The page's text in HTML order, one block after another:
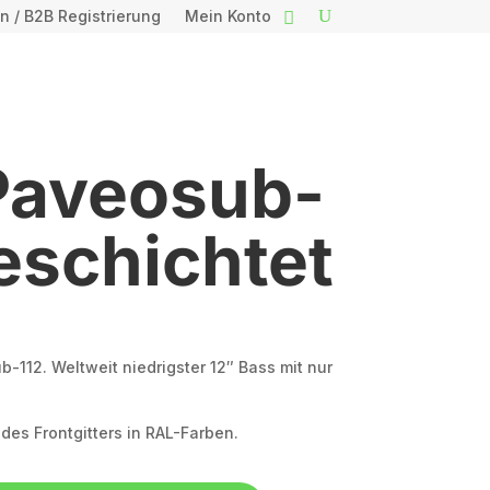
/ B2B Registrierung Mein Konto
112. Weltweit niedrigster 12″ Bass mit nur
Frontgitters in RAL-Farben.